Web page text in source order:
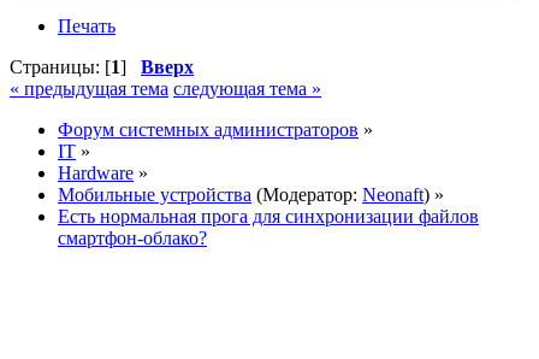
Печать
Страницы: [1] Вверх
« предыдущая тема следующая тема »
Форум системных администраторов »
IT »
Hardware »
Мобильные устройства (Модератор: Neonaft) »
Есть нормальная прога для синхронизации файлов
смартфон-облако?